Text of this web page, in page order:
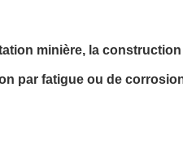
minière, la
par fatigue ou de